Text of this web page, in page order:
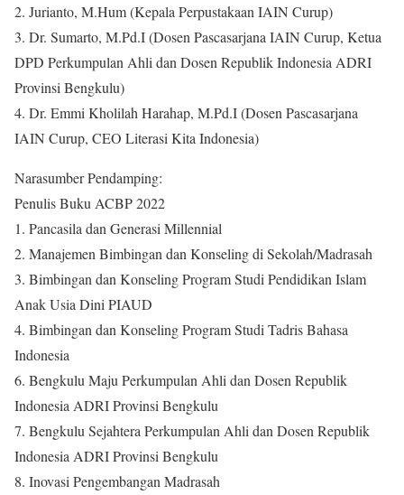
2. Jurianto, M.Hum (Kepala Perpustakaan IAIN Curup)
3. Dr. Sumarto, M.Pd.I (Dosen Pascasarjana IAIN Curup, Ketua
DPD Perkumpulan Ahli dan Dosen Republik Indonesia ADRI
Provinsi Bengkulu)
4. Dr. Emmi Kholilah Harahap, M.Pd.I (Dosen Pascasarjana
IAIN Curup, CEO Literasi Kita Indonesia)
Narasumber Pendamping:
Penulis Buku ACBP 2022
1. Pancasila dan Generasi Millennial
2. Manajemen Bimbingan dan Konseling di Sekolah/Madrasah
3. Bimbingan dan Konseling Program Studi Pendidikan Islam
Anak Usia Dini PIAUD
4. Bimbingan dan Konseling Program Studi Tadris Bahasa
Indonesia
6. Bengkulu Maju Perkumpulan Ahli dan Dosen Republik
Indonesia ADRI Provinsi Bengkulu
7. Bengkulu Sejahtera Perkumpulan Ahli dan Dosen Republik
Indonesia ADRI Provinsi Bengkulu
8. Inovasi Pengembangan Madrasah